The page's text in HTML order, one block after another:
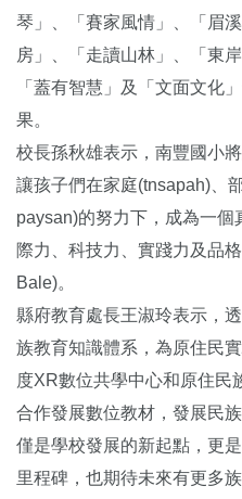
琴」、「賽家風情」、「眉
房」、「走讀山林」、「東
「蓋有智慧」及「文面文化
果。
校長孫秋雄表示，南豐國小
讓孩子們在家庭(tnsapah)、
paysan)的努力下，成為一個
際力、科技力、實踐力及品
Bale)。
縣府教育處長王淑玲表示，
族教育知識體系，為原住民
度XR數位共學中心和原住民
合作發展數位教材，發展民
僅是學校發展的新起點，更
里程碑，也期待未來有更多